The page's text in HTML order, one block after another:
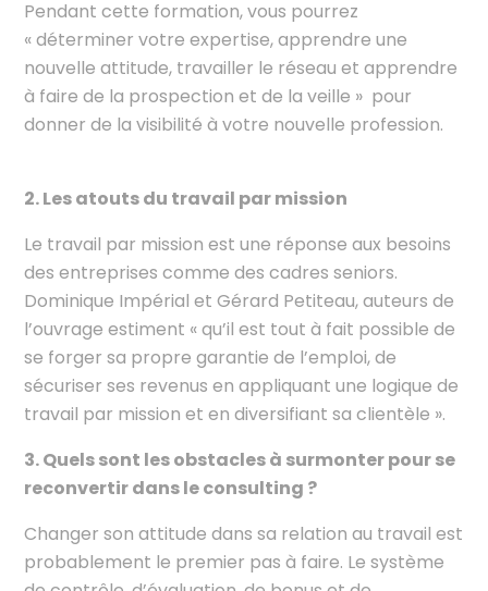
Pendant cette formation, vous pourrez
« déterminer votre expertise, apprendre une
nouvelle attitude, travailler le réseau et apprendre
à faire de la prospection et de la veille » pour
donner de la visibilité à votre nouvelle profession.
2. Les atouts du travail par mission
Le travail par mission est une réponse aux besoins
des entreprises comme des cadres seniors.
Dominique Impérial et Gérard Petiteau, auteurs de
l’ouvrage estiment « qu’il est tout à fait possible de
se forger sa propre garantie de l’emploi, de
sécuriser ses revenus en appliquant une logique de
travail par mission et en diversifiant sa clientèle ».
3. Quels sont les obstacles à surmonter pour se
reconvertir dans le consulting ?
Changer son attitude dans sa relation au travail est
probablement le premier pas à faire. Le système